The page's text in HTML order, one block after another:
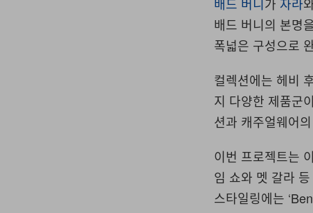
배드 버니의 본명
폭넓은 구성으로
컬렉션에는 헤비
지 다양한 제품군
션과 캐주얼웨어
이번 프로젝트는
임 쇼와 멧 갈라
스타일링에는